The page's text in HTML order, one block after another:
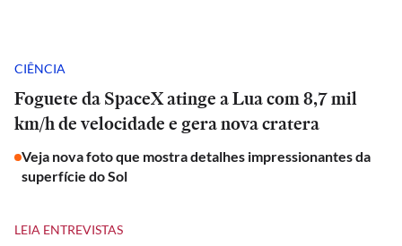
CIÊNCIA
Foguete da SpaceX atinge a Lua com 8,7 mil
km/h de velocidade e gera nova cratera
Veja nova foto que mostra detalhes impressionantes da
superfície do Sol
LEIA ENTREVISTAS